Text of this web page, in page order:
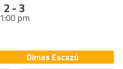
2 - 3
1:00 pm
Dimas Escazú